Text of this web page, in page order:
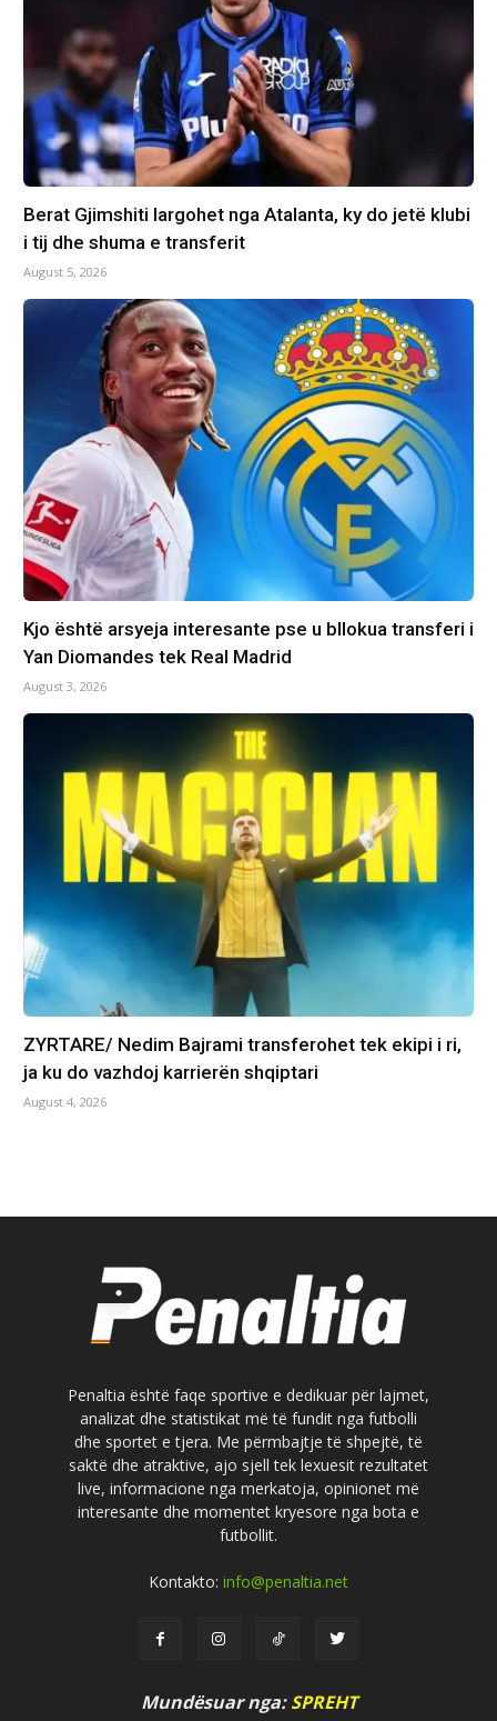
Berat Gjimshiti largohet nga Atalanta, ky do jetë klubi
i tij dhe shuma e transferit
August 5, 2026
Kjo është arsyeja interesante pse u bllokua transferi i
Yan Diomandes tek Real Madrid
August 3, 2026
ZYRTARE/ Nedim Bajrami transferohet tek ekipi i ri,
ja ku do vazhdoj karrierën shqiptari
August 4, 2026
Penaltia është faqe sportive e dedikuar për lajmet,
analizat dhe statistikat më të fundit nga futbolli
dhe sportet e tjera. Me përmbajtje të shpejtë, të
saktë dhe atraktive, ajo sjell tek lexuesit rezultatet
live, informacione nga merkatoja, opinionet më
interesante dhe momentet kryesore nga bota e
futbollit.
Kontakto: info@penaltia.net
Mundësuar nga:SPREHT